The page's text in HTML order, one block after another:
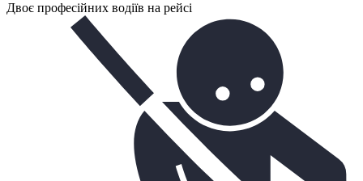
Двоє професійних водіїв на рейсі